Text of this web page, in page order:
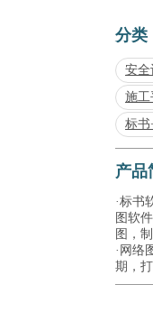
分类
安全
施工
标书
产品
·标书
图软
图，
·网络
期，